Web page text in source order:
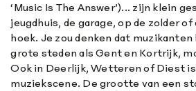
‘Music Is The Answer’)... zijn klein
jeugdhuis, de garage, op de zolder
hoek. Je zou denken dat
grote steden als Gent en Kortrijk,
Ook in Deerlijk, Wetteren of Diest
muziekscene. De grootte van een